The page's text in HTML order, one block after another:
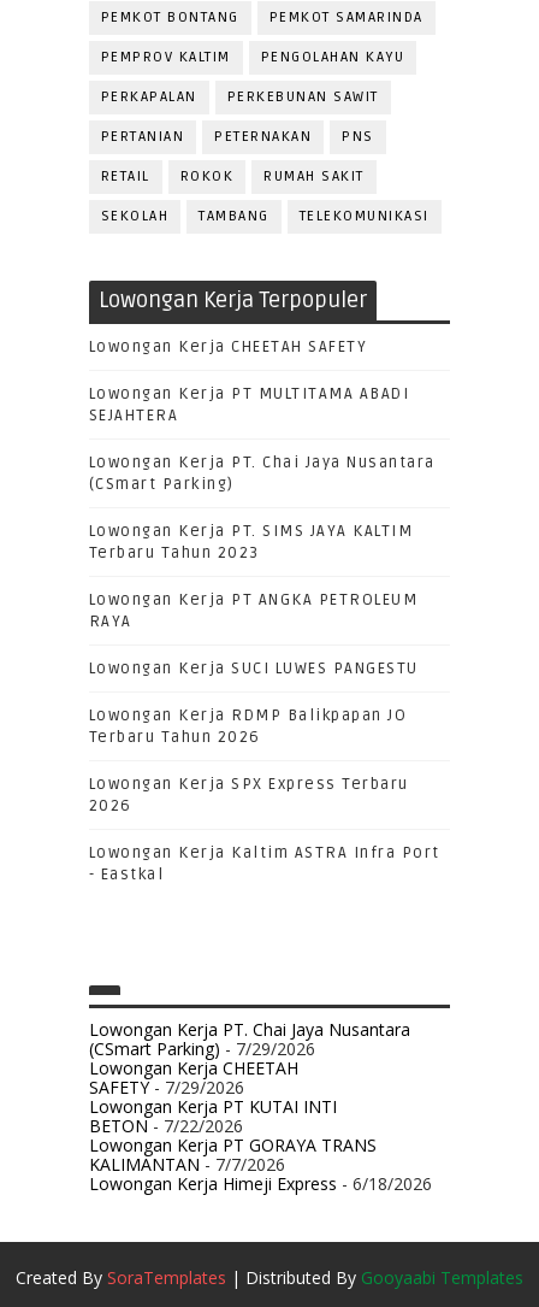
PEMKOT BONTANG PEMKOT SAMARINDA
PEMPROV KALTIM PENGOLAHAN KAYU
PERKAPALAN PERKEBUNAN SAWIT
PERTANIAN PETERNAKAN PNS
RETAIL ROKOK RUMAH SAKIT
SEKOLAH TAMBANG TELEKOMUNIKASI
Lowongan Kerja Terpopuler
Lowongan Kerja CHEETAH SAFETY
Lowongan Kerja PT MULTITAMA ABADI
SEJAHTERA
Lowongan Kerja PT. Chai Jaya Nusantara
(CSmart Parking)
Lowongan Kerja PT. SIMS JAYA KALTIM
Terbaru Tahun 2023
Lowongan Kerja PT ANGKA PETROLEUM
RAYA
Lowongan Kerja SUCI LUWES PANGESTU
Lowongan Kerja RDMP Balikpapan JO
Terbaru Tahun 2026
Lowongan Kerja SPX Express Terbaru
2026
Lowongan Kerja Kaltim ASTRA Infra Port
- Eastkal
Lowongan Kerja PT. Chai Jaya Nusantara
(CSmart Parking) - 7/29/2026
Lowongan Kerja CHEETAH
SAFETY- 7/29/2026
Lowongan Kerja PT KUTAI INTI
BETON- 7/22/2026
Lowongan Kerja PT GORAYA TRANS
KALIMANTAN- 7/7/2026
Lowongan Kerja Himeji Express - 6/18/2026
Created By SoraTemplates | Distributed By Gooyaabi Templates